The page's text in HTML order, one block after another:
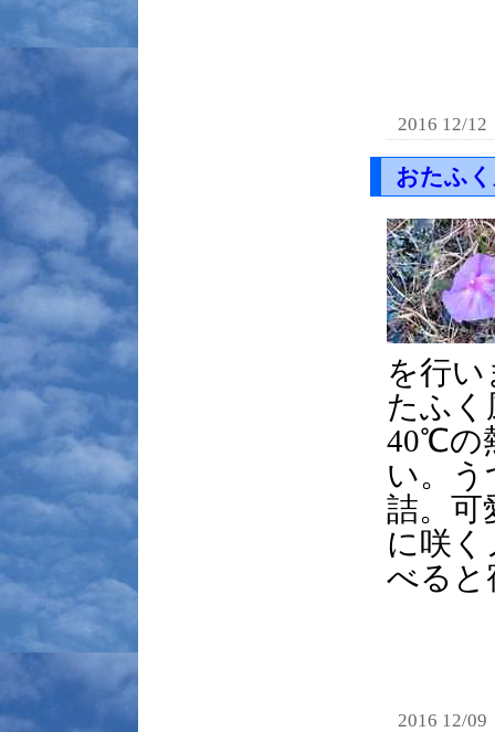
2016 12/12
おたふ
を行
たふ
40℃の
い。
詰。可
に咲
べると
2016 12/09